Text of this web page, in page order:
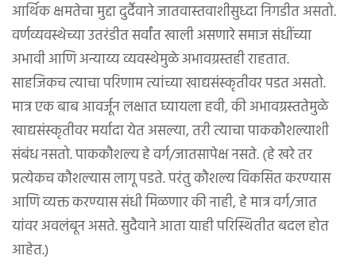
आर्थिक क्षमतेचा मुद्दा दुर्दैवाने जातवास्तवाशीसुध्दा निगडीत असतो.
वर्णव्यवस्थेच्या उतरंडीत सर्वांत खाली असणारे समाज संधींच्या
अभावी आणि अन्याय्य व्यवस्थेमुळे अभावग्रस्तही राहतात.
साहजिकच त्याचा परिणाम त्यांच्या खाद्यसंस्कृतीवर पडत असतो.
मात्र एक बाब आवर्जून लक्षात घ्यायला हवी, की अभावग्रस्ततेमुळे
खाद्यसंस्कृतीवर मर्यादा येत असल्या, तरी त्याचा पाककौशल्याशी
संबंध नसतो. पाककौशल्य हे वर्ग/जातसापेक्ष नसते. (हे खरे तर
प्रत्येकच कौशल्यास लागू पडते. परंतु कौशल्य विकसित करण्यास
आणि व्यक्त करण्यास संधी मिळणार की नाही, हे मात्र वर्ग/जात
यांवर अवलंबून असते. सुदैवाने आता याही परिस्थितीत बदल होत
आहेत.)